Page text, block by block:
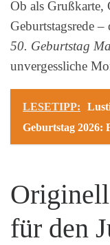
Ob als Grußkarte,
Geburtstagsrede
50. Geburtstag
unvergessliche
LESETIPP:
Geburtstag 2026:
für den